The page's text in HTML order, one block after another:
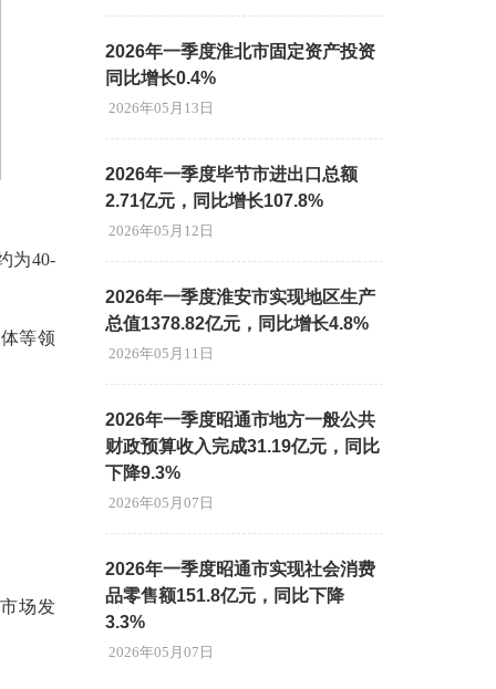
为40-
等领
场发
2026年一季度淮北市固定资产投资
同比增长0.4%
2026年05月13日
2026年一季度毕节市进出口总额
2.71亿元，同比增长107.8%
2026年05月12日
2026年一季度淮安市实现地区生产
总值1378.82亿元，同比增长4.8%
2026年05月11日
2026年一季度昭通市地方一般公共
财政预算收入完成31.19亿元，同比
下降9.3%
2026年05月07日
2026年一季度昭通市实现社会消费
品零售额151.8亿元，同比下降
3.3%
2026年05月07日